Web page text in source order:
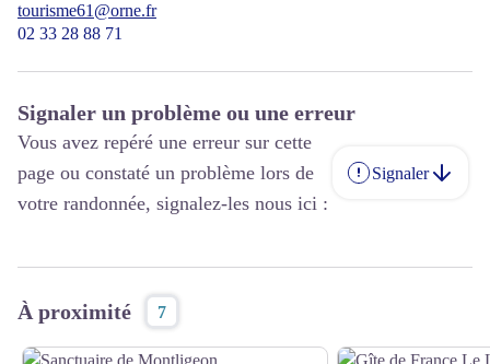
tourisme61@orne.fr
02 33 28 88 71
Signaler un problème ou une erreur
Vous avez repéré une erreur sur cette
page ou constaté un problème lors de
votre randonnée, signalez-les nous ici :
Signaler
À proximité 7